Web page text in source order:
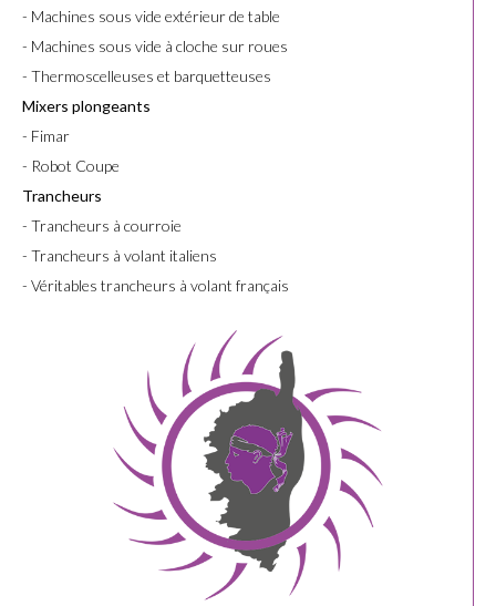
- Machines sous vide extérieur de table
- Machines sous vide à cloche sur roues
- Thermoscelleuses et barquetteuses
Mixers plongeants
- Fimar
- Robot Coupe
Trancheurs
- Trancheurs à courroie
- Trancheurs à volant italiens
- Véritables trancheurs à volant français